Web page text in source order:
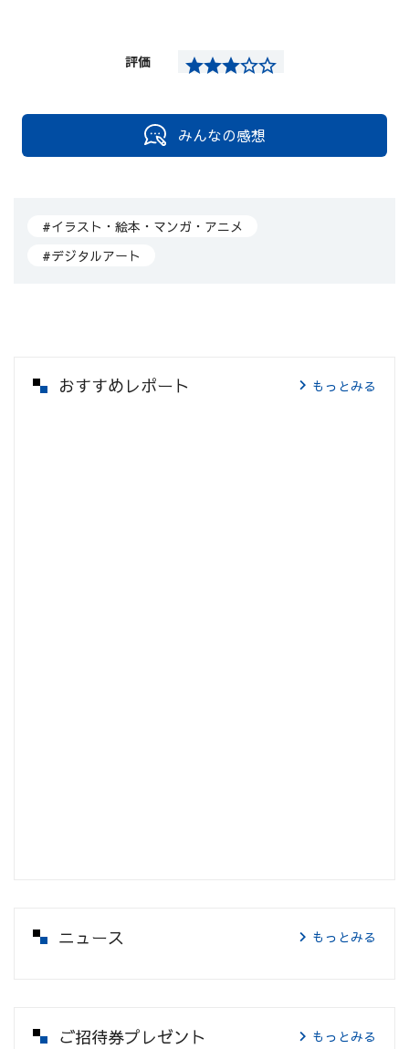
評価
みんなの感想
#イラスト・絵本・マンガ・アニメ
#デジタルアート
おすすめレポート もっとみる
ニュース もっとみる
ご招待券プレゼント もっとみる